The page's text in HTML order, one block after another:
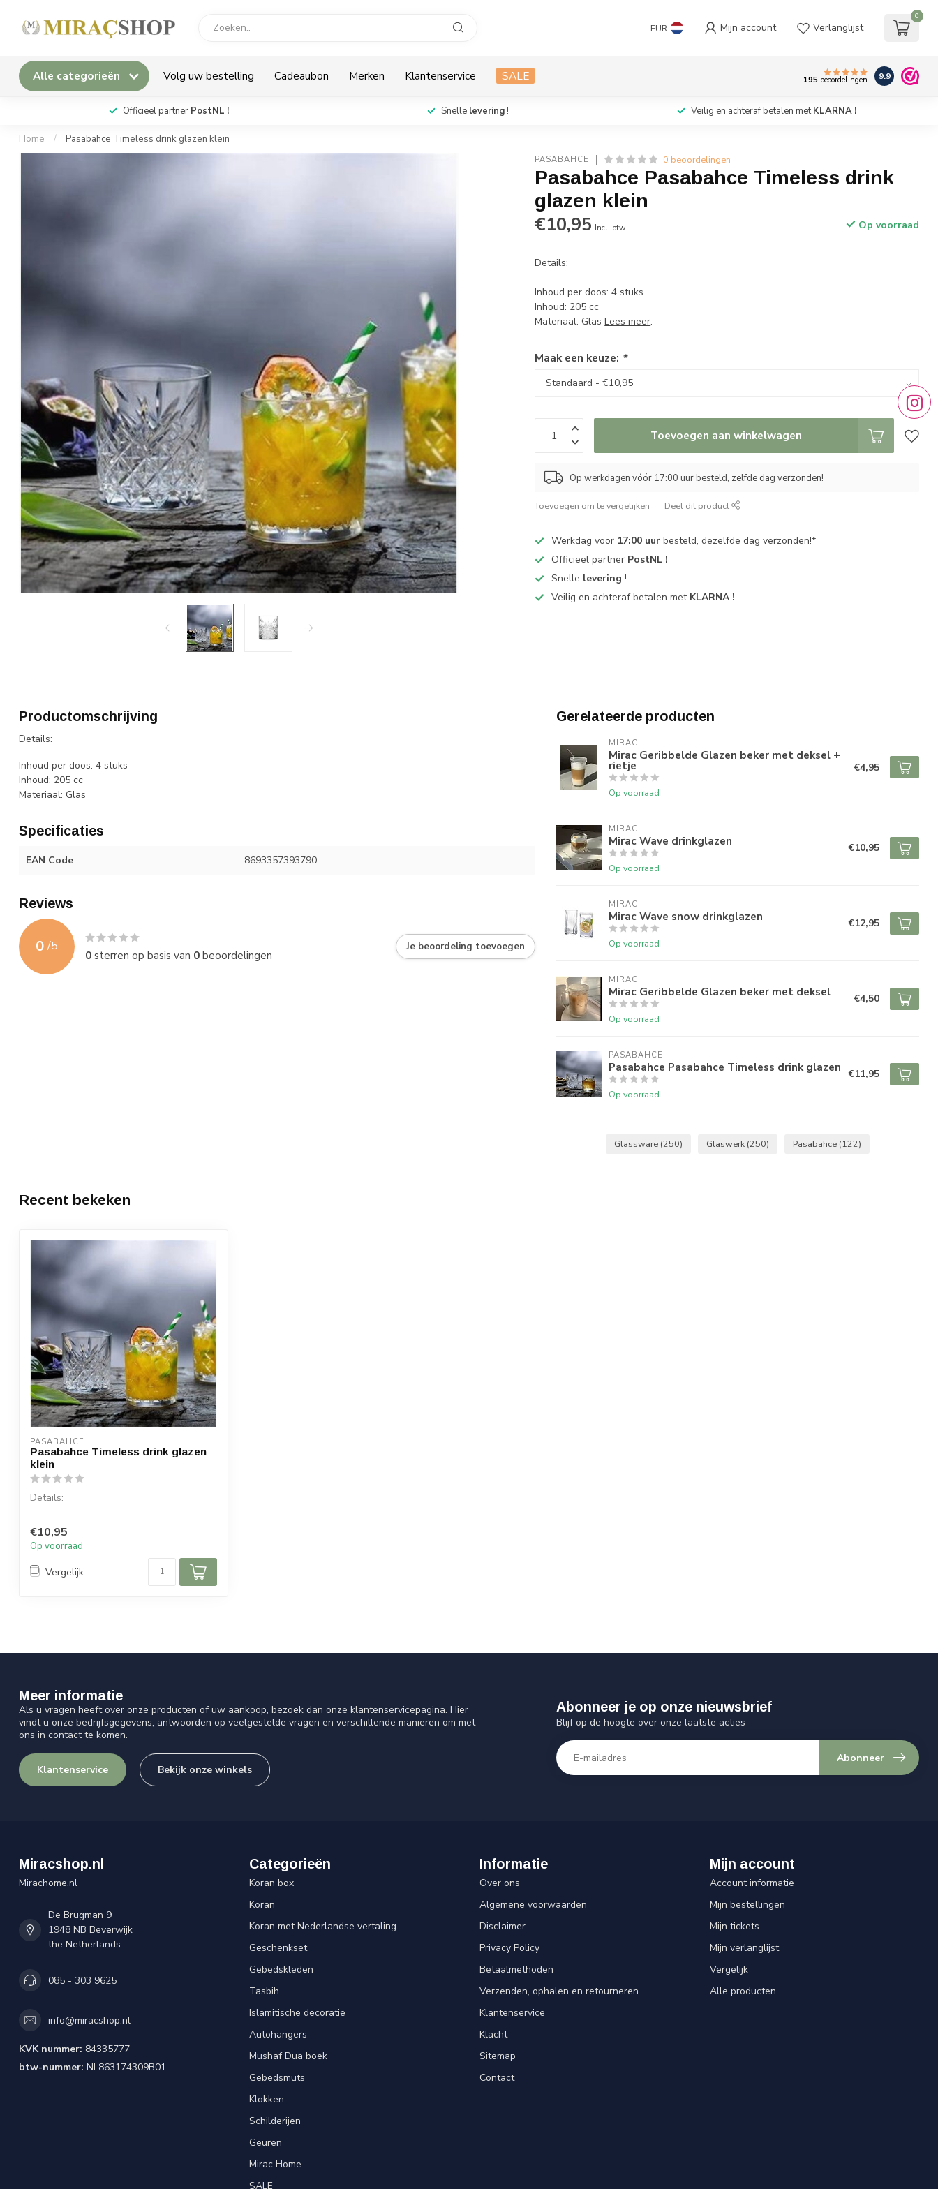
EUR Mijn account Verlanglijst
0
Alle categorieën Volg uw bestelling Cadeaubon Merken Klantenservice SALE 195 beoordelingen 9.9
Officieel partner PostNL ! Snelle levering! Veilig en achteraf betalen met KLARNA !
Home / Pasabahce Timeless drink glazen klein
PASABAHCE 0 beoordelingen
Pasabahce Pasabahce Timeless drink
glazen klein
€10,95 Incl. btw Op voorraad
Details:
Inhoud per doos: 4 stuks
Inhoud: 205 cc
Materiaal: GlasLees meer.
Maak een keuze: *
Toevoegen aan winkelwagen
Op werkdagen vóór 17:00 uur besteld, zelfde dag verzonden!
Toevoegen om te vergelijken Deel dit product
Werkdag voor 17:00 uur besteld, dezelfde dag verzonden!*
Officieel partner PostNL !
Snelle levering !
Veilig en achteraf betalen met KLARNA !
Productomschrijving
Details:
Inhoud per doos: 4 stuks
Inhoud: 205 cc
Materiaal: Glas
Specificaties
EAN Code 8693357393790
Reviews
0 /5
0sterren op basis van 0beoordelingen
Je beoordeling toevoegen
Gerelateerde producten
MIRAC
Mirac Geribbelde Glazen beker met deksel +
rietje
Op voorraad
€4,95
MIRAC
Mirac Wave drinkglazen
Op voorraad
€10,95
MIRAC
Mirac Wave snow drinkglazen
Op voorraad
€12,95
MIRAC
Mirac Geribbelde Glazen beker met deksel
Op voorraad
€4,50
PASABAHCE
Pasabahce Pasabahce Timeless drink glazen
Op voorraad
€11,95
Glassware (250) Glaswerk (250) Pasabahce (122)
Recent bekeken
PASABAHCE
Pasabahce Timeless drink glazen
klein
Details:
Inhoud: 205 cc
Materiaal: Glas
€10,95
Op voorraad
Vergelijk
Meer informatie
Als u vragen heeft over onze producten of uw aankoop, bezoek dan onze klantenservicepagina. Hier
vindt u onze bedrijfsgegevens, antwoorden op veelgestelde vragen en verschillende manieren om met
ons in contact te komen.
Klantenservice Bekijk onze winkels
Abonneer je op onze nieuwsbrief
Blijf op de hoogte over onze laatste acties
Abonneer
Miracshop.nl
Mirachome.nl
De Brugman 9
1948 NB Beverwijk
the Netherlands
085 - 303 9625
info@miracshop.nl
KVK nummer: 84335777
btw-nummer: NL863174309B01
Categorieën
Koran box
Koran
Koran met Nederlandse vertaling
Geschenkset
Gebedskleden
Tasbih
Islamitische decoratie
Autohangers
Mushaf Dua boek
Gebedsmuts
Klokken
Schilderijen
Geuren
Mirac Home
SALE
Informatie
Over ons
Algemene voorwaarden
Disclaimer
Privacy Policy
Betaalmethoden
Verzenden, ophalen en retourneren
Klantenservice
Klacht
Sitemap
Contact
Mijn account
Account informatie
Mijn bestellingen
Mijn tickets
Mijn verlanglijst
Vergelijk
Alle producten